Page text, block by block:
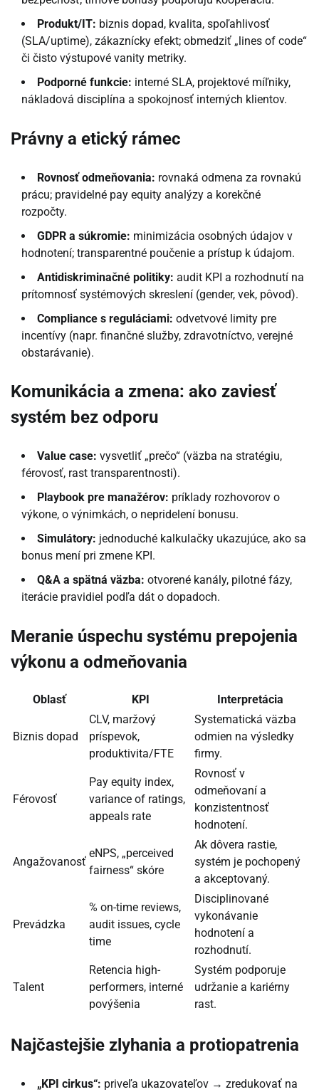
Produkt/IT: biznis dopad, kvalita, spoľahlivosť
(SLA/uptime), zákaznícky efekt; obmedziť „lines of code“
či čisto výstupové vanity metriky.
Podporné funkcie: interné SLA, projektové míľniky,
nákladová disciplína a spokojnosť interných klientov.
Právny a etický rámec
Rovnosť odmeňovania: rovnaká odmena za rovnakú
prácu; pravidelné pay equity analýzy a korekčné
rozpočty.
GDPR a súkromie: minimizácia osobných údajov v
hodnotení; transparentné poučenie a prístup k údajom.
Antidiskriminačné politiky: audit KPI a rozhodnutí na
prítomnosť systémových skreslení (gender, vek, pôvod).
Compliance s reguláciami: odvetvové limity pre
incentívy (napr. finančné služby, zdravotníctvo, verejné
obstarávanie).
Komunikácia a zmena: ako zaviesť
systém bez odporu
Value case: vysvetliť „prečo“ (väzba na stratégiu,
férovosť, rast transparentnosti).
Playbook pre manažérov: príklady rozhovorov o
výkone, o výnimkách, o nepridelení bonusu.
Simulátory: jednoduché kalkulačky ukazujúce, ako sa
bonus mení pri zmene KPI.
Q&A a spätná väzba: otvorené kanály, pilotné fázy,
iterácie pravidiel podľa dát o dopadoch.
Meranie úspechu systému prepojenia
výkonu a odmeňovania
Oblasť KPI Interpretácia
Biznis dopad
CLV, maržový
príspevok,
produktivita/FTE
Systematická väzba
odmien na výsledky
firmy.
Férovosť
Pay equity index,
variance of ratings,
appeals rate
Rovnosť v
odmeňovaní a
konzistentnosť
hodnotení.
Angažovanosť
eNPS, „perceived
fairness“ skóre
Ak dôvera rastie,
systém je pochopený
a akceptovaný.
Prevádzka
% on-time reviews,
audit issues, cycle
time
Disciplinované
vykonávanie
hodnotení a
rozhodnutí.
Talent
Retencia high-
performers, interné
povýšenia
Systém podporuje
udržanie a kariérny
rast.
Najčastejšie zlyhania a protiopatrenia
„KPI cirkus“: priveľa ukazovateľov → zredukovať na